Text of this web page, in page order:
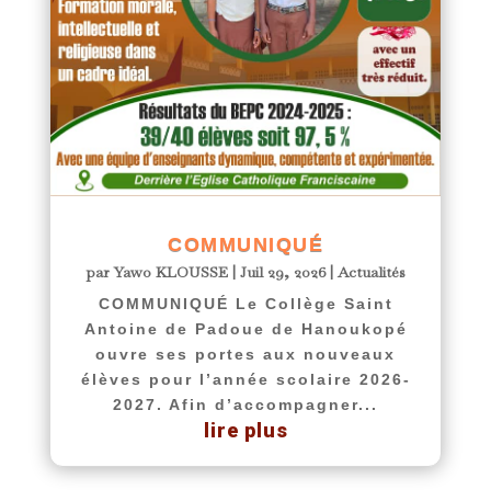
COMMUNIQUÉ
parYawo KLOUSSE| Juil 29, 2026|Actualités
COMMUNIQUÉ Le Collège Saint
Antoine de Padoue de Hanoukopé
ouvre ses portes aux nouveaux
élèves pour l’année scolaire 2026-
2027. Afin d’accompagner...
lire plus